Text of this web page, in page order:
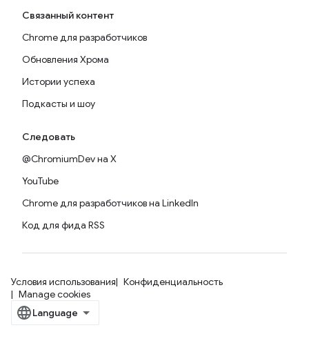
Связанный контент
Chrome для разработчиков
Обновления Хрома
Истории успеха
Подкасты и шоу
Следовать
@ChromiumDev на X
YouTube
Chrome для разработчиков на LinkedIn
Код для фида RSS
Условия использования
Конфиденциальность
Manage cookies